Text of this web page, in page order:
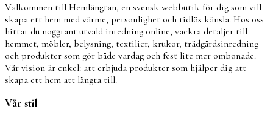
Välkommen till Hemlängtan, en svensk webbutik för dig som vill
skapa ett hem med värme, personlighet och tidlös känsla. Hos oss
hittar du noggrant utvald inredning online, vackra detaljer till
hemmet, möbler, belysning, textilier, krukor, trädgårdsinredning
och produkter som gör både vardag och fest lite mer ombonade.
Vår vision är enkel: att erbjuda produkter som hjälper dig att
skapa ett hem att längta till.
Vår stil